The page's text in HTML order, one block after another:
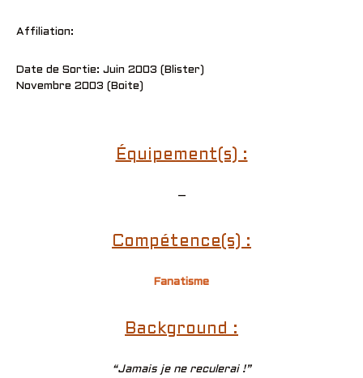
Affiliation:
Date de Sortie: Juin 2003 (Blister)
Novembre 2003 (Boite)
Équipement(s) :
–
Compétence(s) :
Fanatisme
Background :
“Jamais je ne reculerai !”